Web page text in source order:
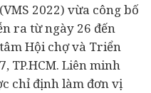
2022) vừa công bố
ra từ ngày 26 đến
Hội chợ và Triển
TP.HCM. Liên minh
chỉ định làm đơn vị